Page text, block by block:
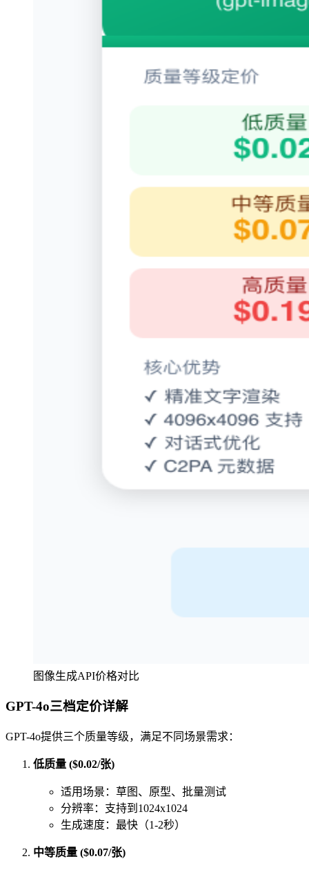
图像生成API价格对比
GPT-4o三档定价详解
GPT-4o提供三个质量等级，满足不同场景需求：
低质量 ($0.02/张)
适用场景：草图、原型、批量测试
分辨率：支持到1024x1024
生成速度：最快（1-2秒）
中等质量 ($0.07/张)